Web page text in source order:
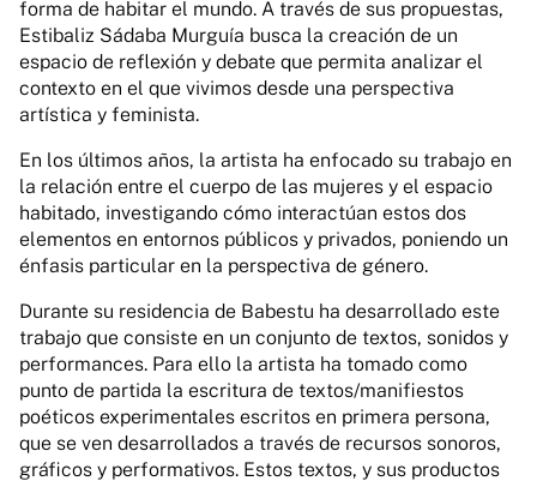
forma de habitar el mundo. A través de sus propuestas,
Estibaliz Sádaba Murguía busca la creación de un
espacio de reflexión y debate que permita analizar el
contexto en el que vivimos desde una perspectiva
artística y feminista.
En los últimos años, la artista ha enfocado su trabajo en
la relación entre el cuerpo de las mujeres y el espacio
habitado, investigando cómo interactúan estos dos
elementos en entornos públicos y privados, poniendo un
énfasis particular en la perspectiva de género.
Durante su residencia de Babestu ha desarrollado este
trabajo que consiste en un conjunto de textos, sonidos y
performances. Para ello la artista ha tomado como
punto de partida la escritura de textos/manifiestos
poéticos experimentales escritos en primera persona,
que se ven desarrollados a través de recursos sonoros,
gráficos y performativos. Estos textos, y sus productos